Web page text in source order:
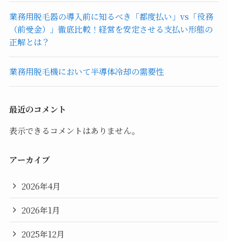
業務用脱毛器の導入前に知るべき「都度払い」vs「役務
（前受金）」徹底比較！経営を安定させる支払い形態の
正解とは？
業務用脱毛機において半導体冷却の需要性
最近のコメント
表示できるコメントはありません。
アーカイブ
2026年4月
2026年1月
2025年12月